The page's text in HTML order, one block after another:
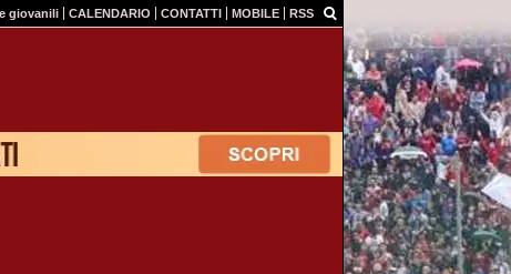
giovanili CALENDARIO CONTATTI MOBILE RSS